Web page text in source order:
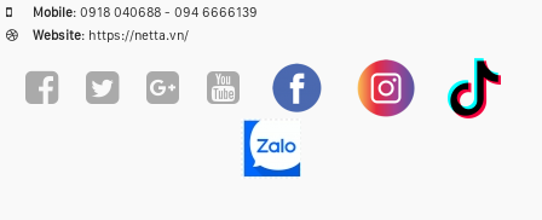
Mobile: 0918 040688 - 094 6666139
Website: https://netta.vn/